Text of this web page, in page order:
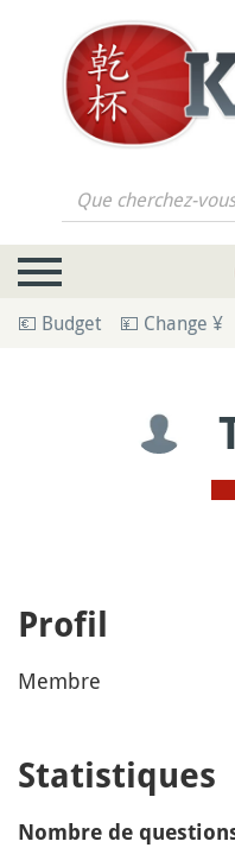
Que cherchez-
💶 Budget 💴 Change ¥
Profil
Membre
Statistiques
Nombre de